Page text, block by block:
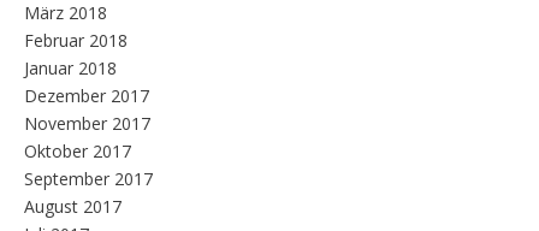
März 2018
Februar 2018
Januar 2018
Dezember 2017
November 2017
Oktober 2017
September 2017
August 2017